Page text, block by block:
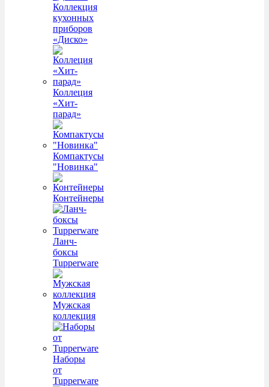
Коллекция
кухонных
приборов
«Диско»
Коллеция
«Хит-
парад»
Компактусы
"Новинка"
Контейнеры
Ланч-
боксы
Tupperware
Мужская
коллекция
Наборы
от
Tupperware